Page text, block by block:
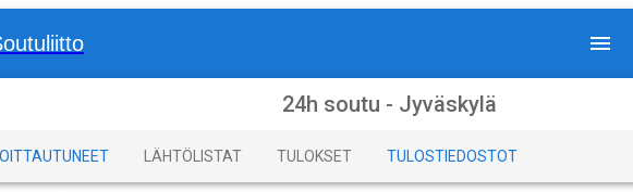
24h soutu - Jyväskylä
LÄHTÖLISTAT TULOKSET TULOSTIEDOSTOT